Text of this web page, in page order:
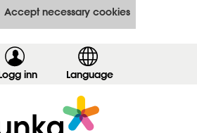
Accept necessary cookies
inn,
i
Language